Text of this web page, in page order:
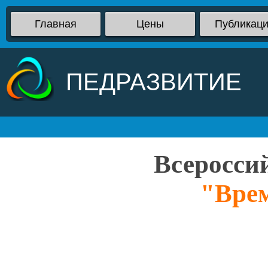
Главная Цены
ПЕДРАЗВИТИЕ